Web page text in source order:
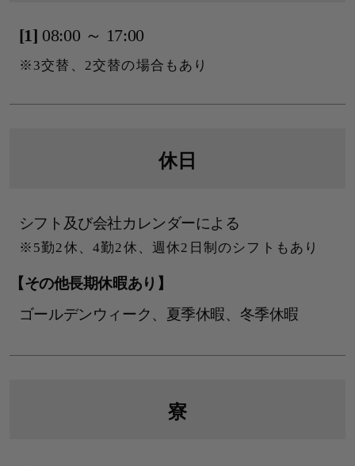
[1] 08:00 ～ 17:00
3交替、2交替の場合もあり
休日
シフト及び会社カレンダーによる
5勤2休、4勤2休、週休2日制のシフトもあり
【その他長期休暇あり】
ゴールデンウィーク、夏季休暇、冬季休暇
寮